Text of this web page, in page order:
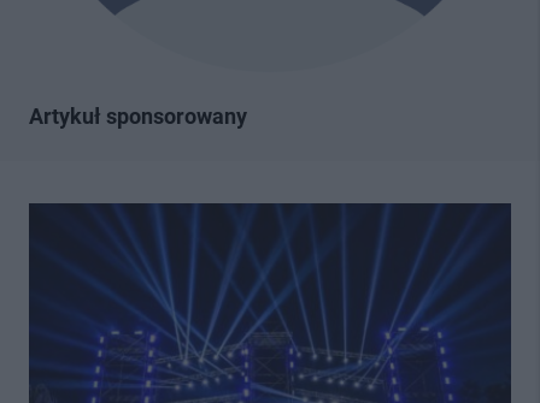
Artykuł sponsorowany